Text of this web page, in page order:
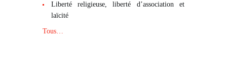
Liberté religieuse, liberté d’association et
laïcité
Tous…